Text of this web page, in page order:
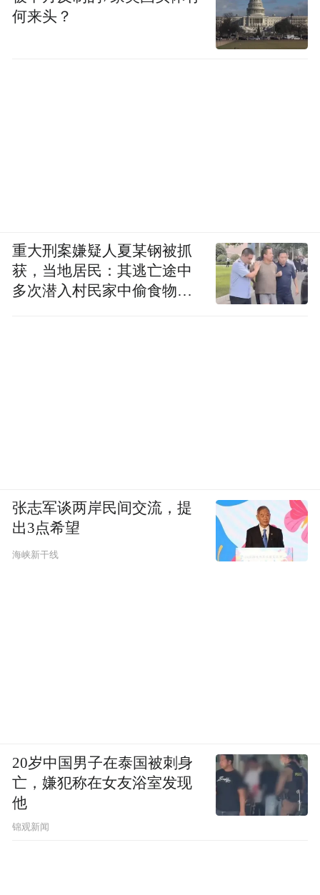
何来头？
重大刑案嫌疑人夏某钢被抓
获，当地居民：其逃亡途中
多次潜入村民家中偷食物被
张志军谈两岸民间交流，提
出3点希望
海峡新干线
20岁中国男子在泰国被刺身
亡，嫌犯称在女友浴室发现
他
锦观新闻